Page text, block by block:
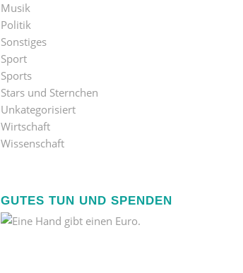
Musik
Politik
Sonstiges
Sport
Sports
Stars und Sternchen
Unkategorisiert
Wirtschaft
Wissenschaft
GUTES TUN UND SPENDEN